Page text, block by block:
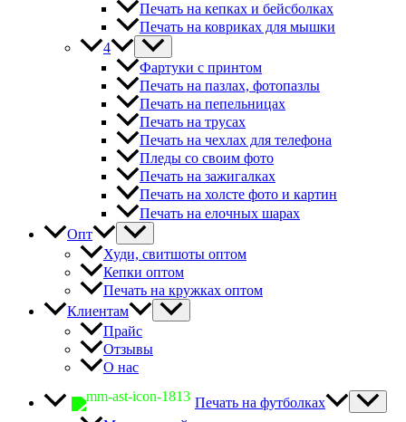
Печать на кепках и бейсболках
Печать на ковриках для мышки
4
Фартуки с принтом
Печать на пазлах, фотопазлы
Печать на пепельницах
Печать на трусах
Печать на чехлах для телефона
Пледы со своим фото
Печать на зажигалках
Печать на холсте фото и картин
Печать на елочных шарах
Опт
Худи, свитшоты оптом
Кепки оптом
Печать на кружках оптом
Клиентам
Прайс
Отзывы
О нас
Печать на футболках